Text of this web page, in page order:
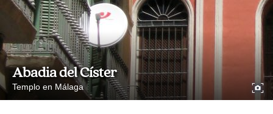
Abadia del Císter
Templo en Málaga